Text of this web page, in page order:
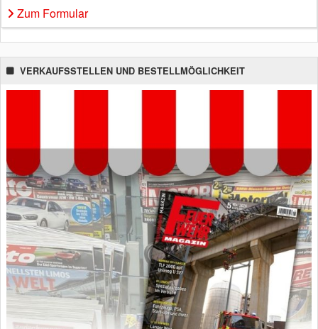
Zum Formular
VERKAUFSSTELLEN UND BESTELLMÖGLICHKEIT